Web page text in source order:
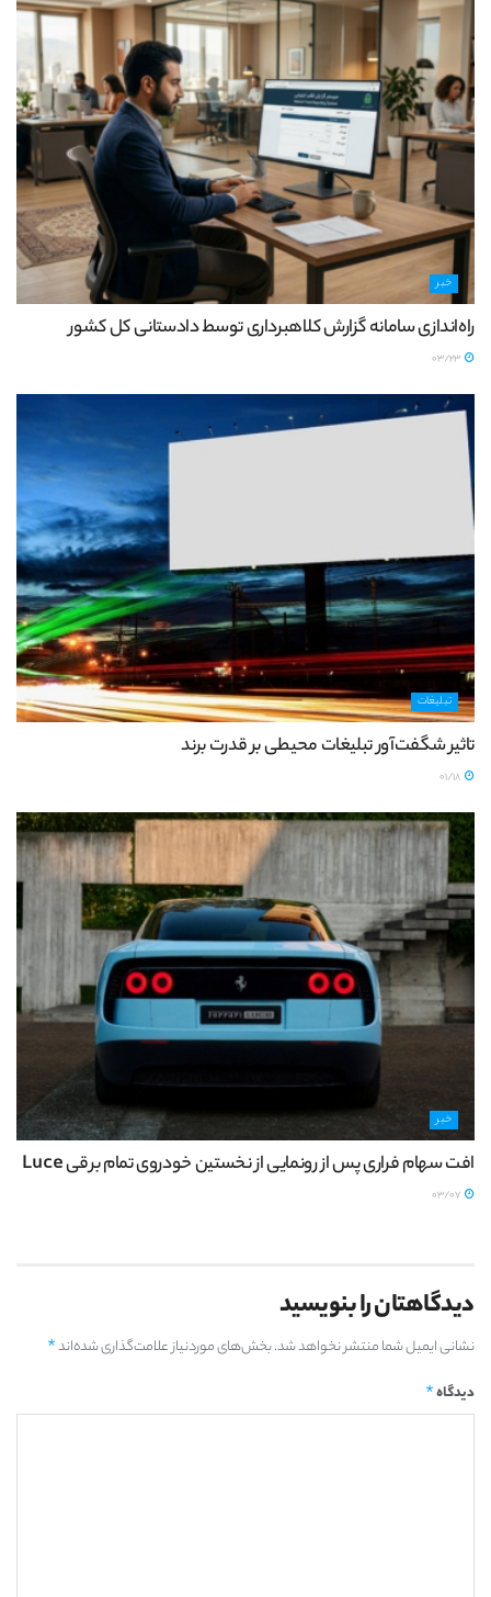
خبر
راه‌اندازی سامانه گزارش کلاهبرداری توسط دادستانی کل کشور
تبلیغات
تاثیر شگفت‌آور تبلیغات محیطی بر قدرت برند
خبر
افت سهام فراری پس از رونمایی از نخستین خودروی تمام برقی Luce
دیدگاهتان را بنویسید
نشانی ایمیل شما منتشر نخواهد شد.بخش‌های موردنیاز علامت‌گذاری شده‌اند*
دیدگاه*